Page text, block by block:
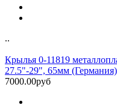
..
Крылья 0-11819
27.5"-29", 65мм (Германия)
7000.00руб